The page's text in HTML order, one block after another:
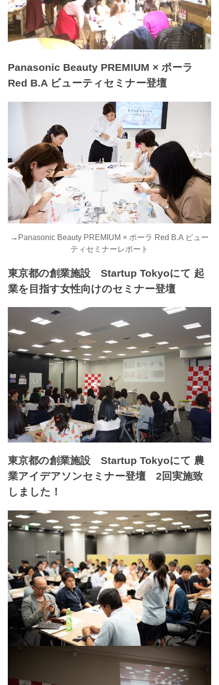
Panasonic Beauty PREMIUM × ポーラ
Red B.A ビューティセミナー登壇
→ Panasonic Beauty PREMIUM × ポーラ Red B.A ビュー
ティセミナーレポート
東京都の創業施設 Startup Tokyoにて 起
業を目指す女性向けのセミナー登壇
東京都の創業施設 Startup Tokyoにて 農
業アイデアソンセミナー登壇 2回実施致
しました！